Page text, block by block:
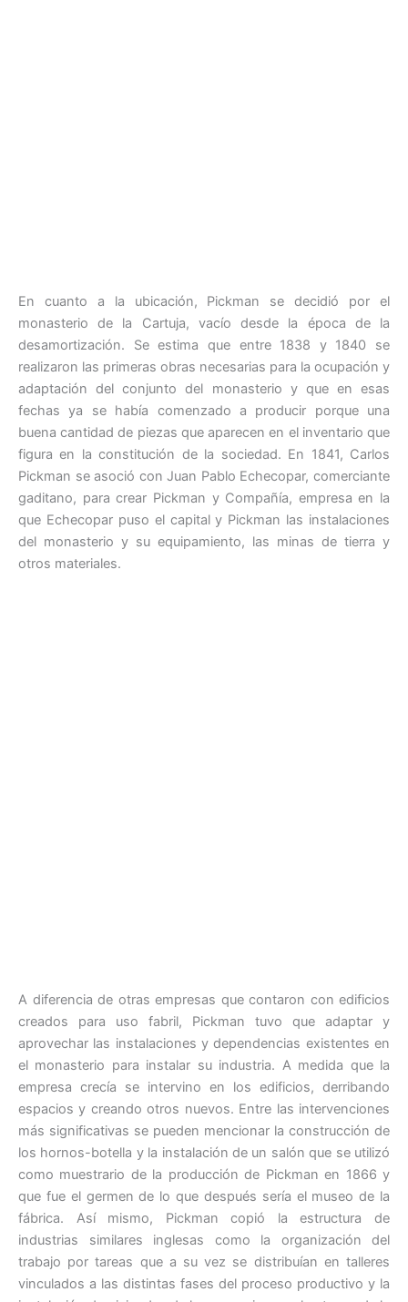
En cuanto a la ubicación, Pickman se decidió por el
monasterio de la Cartuja, vacío desde la época de la
desamortización. Se estima que entre 1838 y 1840 se
realizaron las primeras obras necesarias para la ocupación y
adaptación del conjunto del monasterio y que en esas
fechas ya se había comenzado a producir porque una
buena cantidad de piezas que aparecen en el inventario que
figura en la constitución de la sociedad. En 1841, Carlos
Pickman se asoció con Juan Pablo Echecopar, comerciante
gaditano, para crear Pickman y Compañía, empresa en la
que Echecopar puso el capital y Pickman las instalaciones
del monasterio y su equipamiento, las minas de tierra y
otros materiales.
A diferencia de otras empresas que contaron con edificios
creados para uso fabril, Pickman tuvo que adaptar y
aprovechar las instalaciones y dependencias existentes en
el monasterio para instalar su industria. A medida que la
empresa crecía se intervino en los edificios, derribando
espacios y creando otros nuevos. Entre las intervenciones
más significativas se pueden mencionar la construcción de
los hornos-botella y la instalación de un salón que se utilizó
como muestrario de la producción de Pickman en 1866 y
que fue el germen de lo que después sería el museo de la
fábrica. Así mismo, Pickman copió la estructura de
industrias similares inglesas como la organización del
trabajo por tareas que a su vez se distribuían en talleres
vinculados a las distintas fases del proceso productivo y la